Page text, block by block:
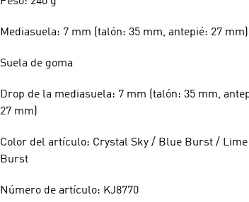
Mediasuela: 7 mm (talón: 35 mm, antepié: 27 mm)
Suela de goma
Drop de la mediasuela: 7 mm (talón: 35 mm,
27 mm)
Color del artículo: Crystal Sky / Blue Burst / Lime
Burst
Número de artículo: KJ8770